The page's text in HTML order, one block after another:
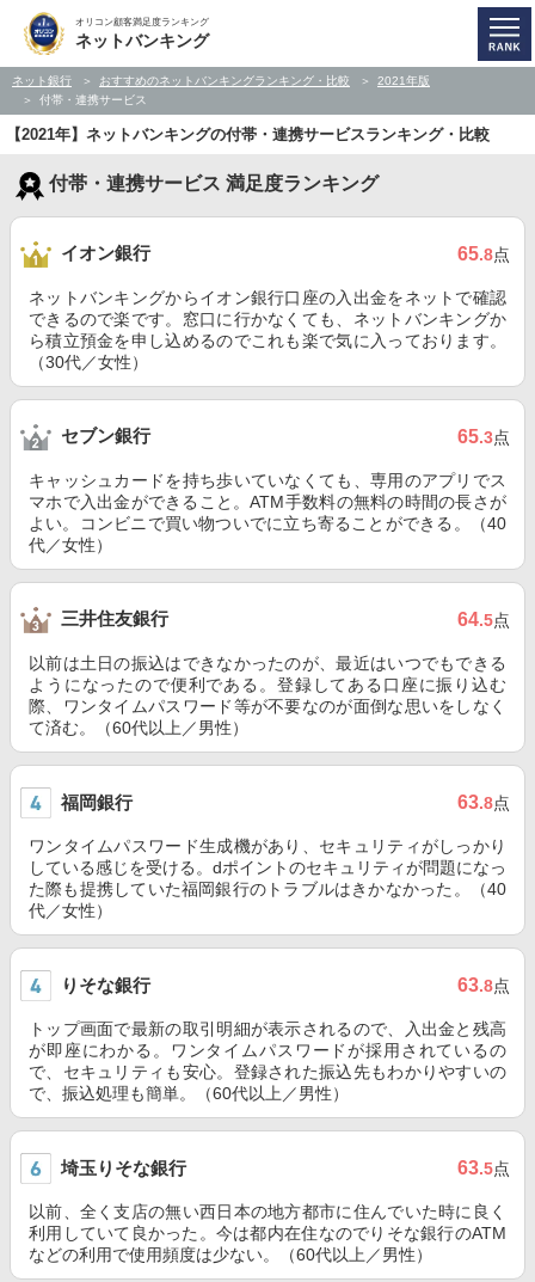
オリコン顧客満足度ランキング
ネットバンキング
ネット銀行 おすすめのネットバンキングランキング・比較
2021年版
付帯・連携サービス
【2021年】ネットバンキングの付帯・連携サービスランキング・比較
付帯・連携サービス 満足度ランキング
イオン銀行 65.8点
ネットバンキングからイオン銀行口座の入出金をネットで確認
できるので楽です。窓口に行かなくても、ネットバンキングか
ら積立預金を申し込めるのでこれも楽で気に入っております。
（30代／女性）
セブン銀行 65.3点
キャッシュカードを持ち歩いていなくても、専用のアプリでス
マホで入出金ができること。ATM手数料の無料の時間の長さが
よい。コンビニで買い物ついでに立ち寄ることができる。（40
代／女性）
三井住友銀行 64.5点
以前は土日の振込はできなかったのが、最近はいつでもできる
ようになったので便利である。登録してある口座に振り込む
際、ワンタイムパスワード等が不要なのが面倒な思いをしなく
て済む。（60代以上／男性）
福岡銀行 63.8点
ワンタイムパスワード生成機があり、セキュリティがしっかり
している感じを受ける。dポイントのセキュリティが問題になっ
た際も提携していた福岡銀行のトラブルはきかなかった。（40
代／女性）
りそな銀行 63.8点
トップ画面で最新の取引明細が表示されるので、入出金と残高
が即座にわかる。ワンタイムパスワードが採用されているの
で、セキュリティも安心。登録された振込先もわかりやすいの
で、振込処理も簡単。（60代以上／男性）
埼玉りそな銀行 63.5点
以前、全く支店の無い西日本の地方都市に住んでいた時に良く
利用していて良かった。今は都内在住なのでりそな銀行のATM
などの利用で使用頻度は少ない。（60代以上／男性）